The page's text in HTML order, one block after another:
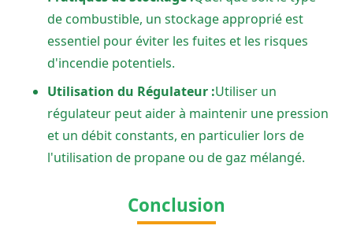
de combustible, un stockage approprié est
essentiel pour éviter les fuites et les risques
d'incendie potentiels.
Utilisation du Régulateur :Utiliser un
régulateur peut aider à maintenir une pression
et un débit constants, en particulier lors de
l'utilisation de propane ou de gaz mélangé.
Conclusion